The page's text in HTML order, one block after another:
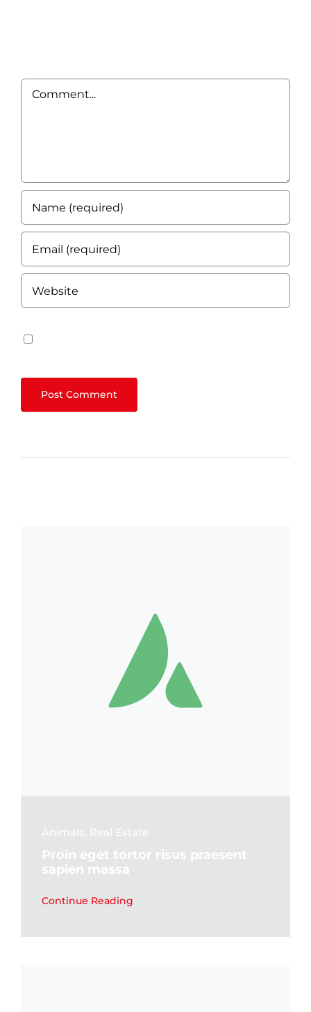
Comment
Animals, Real Estate
Proin eget tortor risus praesent
sapien massa
Continue Reading